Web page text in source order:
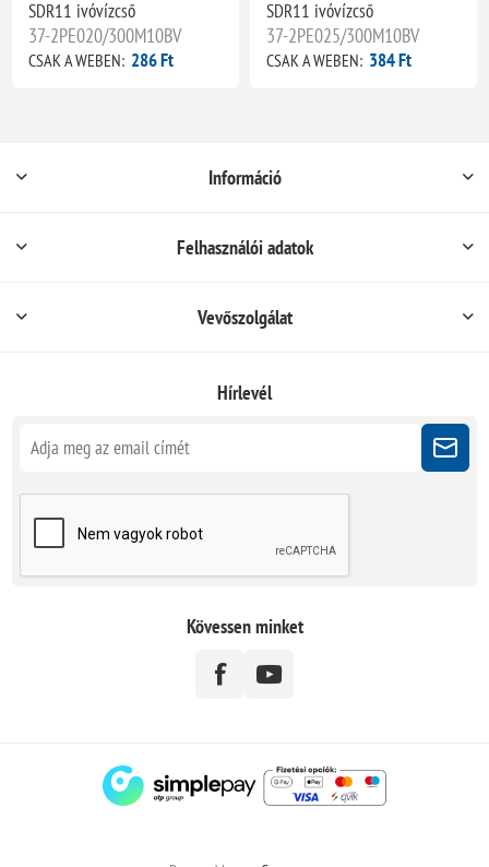
SDR11 ivóvízcső
37-2PE020/300M10BV
CSAK A WEBEN: 286 Ft
SDR11 ivóvízcső
37-2PE025/300M10BV
CSAK A WEBEN: 384 Ft
Információ
Felhasználói adatok
Vevőszolgálat
Hírlevél
Kövessen minket